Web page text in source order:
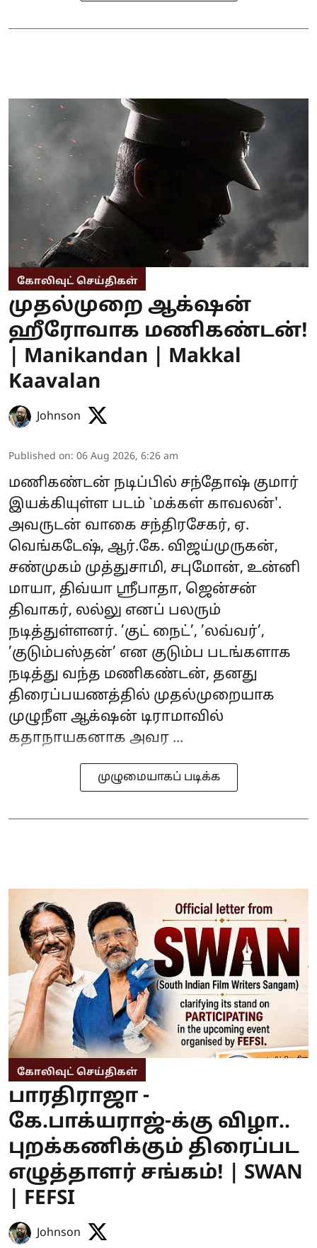
கோலிவுட் செய்திகள்
முதல்முறை ஆக்‌ஷன்
ஹீரோவாக மணிகண்டன்!
| Manikandan | Makkal
Kaavalan
Johnson
Published on: 06 Aug 2026, 6:26 am
மணிகண்டன் நடிப்பில் சந்தோஷ் குமார்
இயக்கியுள்ள படம் `மக்கள் காவலன்'.
அவருடன் வாகை சந்திரசேகர், ஏ.
வெங்கடேஷ், ஆர்.கே. விஜய்முருகன்,
சண்முகம் முத்துசாமி, சபுமோன், உன்னி
மாயா, திவ்யா ஸ்ரீபாதா, ஜென்சன்
திவாகர், லல்லு எனப் பலரும்
நடித்துள்ளனர். ’குட் நைட்’, ’லவ்வர்’,
’குடும்பஸ்தன்’ என குடும்ப படங்களாக
நடித்து வந்த மணிகண்டன், தனது
திரைப்பயணத்தில் முதல்முறையாக
முழுநீள ஆக்‌ஷன் டிராமாவில்
கதாநாயகனாக அவர ...
முழுமையாகப் படிக்க
கோலிவுட் செய்திகள்
பாரதிராஜா -
கே.பாக்யராஜ்-க்கு விழா..
புறக்கணிக்கும் திரைப்பட
எழுத்தாளர் சங்கம்! | SWAN
| FEFSI
Johnson